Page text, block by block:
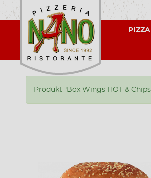
PIZZA
Produkt "Box Wings HOT &